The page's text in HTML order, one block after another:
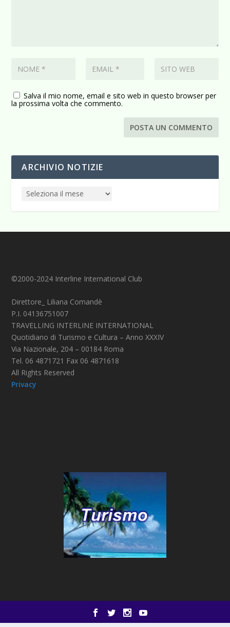
Salva il mio nome, email e sito web in questo browser per
la prossima volta che commento.
ARCHIVIO NOTIZIE
©2000-2024 Interline International Club
Direttore_ Liliana Comandè
P.I. 04136751007
TRAVELLING INTERLINE INTERNATIONAL
Quotidiano di Turismo e Cultura – Anno XXXIV
Via Nazionale, 204 – 00184 Roma
Tel. 06 4871721 Fax 06 4871618
All Rights Reserved
Privacy